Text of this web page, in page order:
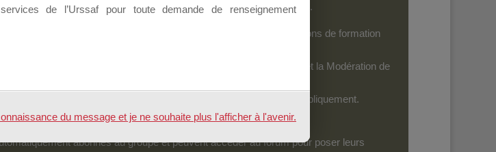
ou poser vos questions concernant les dispositifs de l’AGEFICE.
sur l’AGEFICE et sur les aides au financement d’actions de formation
comme étant des messages
: Seuls leurs Auteurs et la Modération de
pertinence, certains des échanges pourront devenir accessibles publiquement.
sur cet espace.
abonnés au groupe et peuvent accéder au forum pour poser leurs
de l’Urssaf pour toute demande de renseignement
du message et je ne souhaite plus l'afficher à l'avenir.